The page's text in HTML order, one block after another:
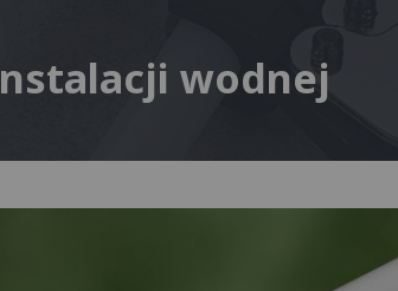
wodnej